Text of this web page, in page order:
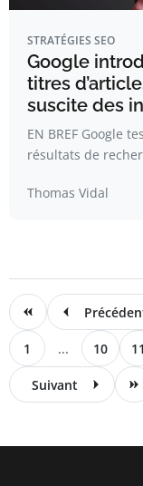
STRATÉGIES SEO
Google
titres
suscite des
EN BREF Google
résultats de
Thomas Vidal
1 ... 10 11
Suivant